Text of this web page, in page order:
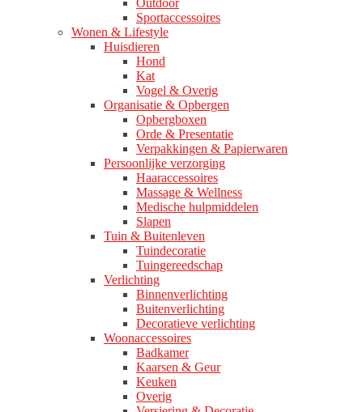
Sportaccessoires
Wonen & Lifestyle
Huisdieren
Hond
Kat
Vogel & Overig
Organisatie & Opbergen
Opbergboxen
Orde & Presentatie
Verpakkingen & Papierwaren
Persoonlijke verzorging
Haaraccessoires
Massage & Wellness
Medische hulpmiddelen
Slapen
Tuin & Buitenleven
Tuindecoratie
Tuingereedschap
Verlichting
Binnenverlichting
Buitenverlichting
Decoratieve verlichting
Woonaccessoires
Badkamer
Kaarsen & Geur
Keuken
Overig